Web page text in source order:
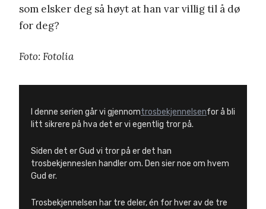
som elsker deg så høyt at han var villig til å dø
for deg?
Foto: Fotolia
I denne serien går vi gjennomtrosbekjennelsenfor å bli
litt sikrere på hva det er vi egentlig tror på.
Siden det er Gud vi tror på er det han
trosbekjenneslen handler om. Den sier noe om hvem
Gud er.
Trosbekjennelsen har tre deler, én for hver av de tre